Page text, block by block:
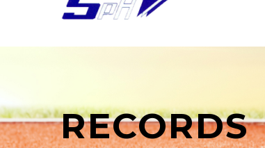
RECORDS